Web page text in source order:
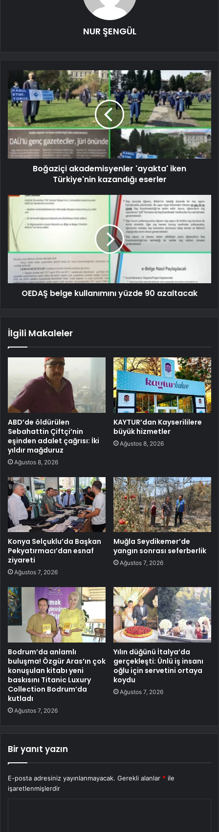
NUR ŞENGÜL
Boğaziçi akademisyenler 'ayakta' iken
Türkiye'nin kazandığı eserler
OEDAŞ belge kullanımını yüzde 90 azaltacak
İlgili Makaleler
ABD’de öldürülen
Sebahattin Çiftçi’nin
eşinden adalet çağrısı: İki
yıldır mağduruz
Ağustos 8, 2026
KAYTUR’dan Kayserililere
büyük hizmetler
Ağustos 8, 2026
Konya Selçuklu’da Başkan
Pekyatırmacı’dan esnaf
ziyareti
Ağustos 7, 2026
Muğla Seydikemer’de
yangın sonrası seferberlik
Ağustos 7, 2026
Bodrum’da anlamlı
buluşma! Özgür Aras’ın çok
konuşulan kitabı yeni
baskısını Titanic Luxury
Collection Bodrum’da
kutladı
Ağustos 7, 2026
Yılın düğünü İtalya’da
gerçekleşti: Ünlü iş insanı
oğlu için servetini ortaya
koydu
Ağustos 7, 2026
Bir yanıt yazın
E-posta adresiniz yayınlanmayacak. Gerekli alanlar * ile
işaretlenmişlerdir